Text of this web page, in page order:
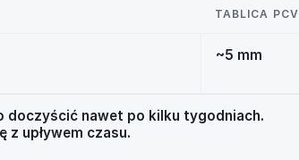
TABLICA PCV
~5 mm
doczyścić nawet po kilku tygodniach.
z upływem czasu.